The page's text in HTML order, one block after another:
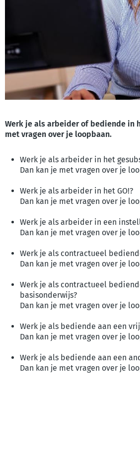
Werk je als arbeider of bediende in
met vragen over je loopbaan.
Werk je als arbeider in het
Dan kan je met vragen over je
Werk je als arbeider in het GO!?
Dan kan je met vragen over je
Werk je als arbeider in een
Dan kan je met vragen over je
Werk je als contractueel
Dan kan je met vragen over je
Werk je als contractueel
basisonderwijs?
Dan kan je met vragen over je
Werk je als bediende aan een
Dan kan je met vragen over je
Werk je als bediende aan een
Dan kan je met vragen over je